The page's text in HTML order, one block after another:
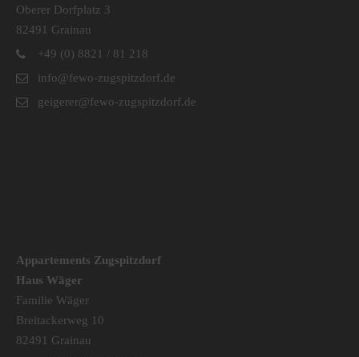
Oberer Dorfplatz 3
82491 Grainau
+49 (0) 8821 / 81 218
info@fewo-zugspitzdorf.de
geigerer@fewo-zugspitzdorf.de
Appartements Zugspitzdorf
Haus Wäger
Familie Wäger
Breitackerweg 10
82491 Grainau